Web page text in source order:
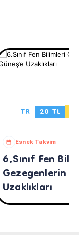
TR 20 TL
Esnek Takvim
6.Sınıf Fen
Gezegenlerin
Uzaklıkları